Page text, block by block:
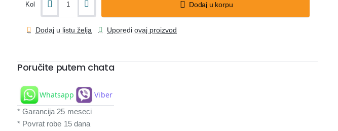
Kol Dodaj u korpu
Dodaj u listu želja Uporedi ovaj proizvod
Poručite putem chata
Whatsapp Viber
* Garancija 25 meseci
* Povrat robe 15 dana